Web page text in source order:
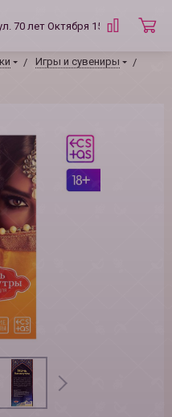
70 лет Октября 15 Б
Игры и сувениры